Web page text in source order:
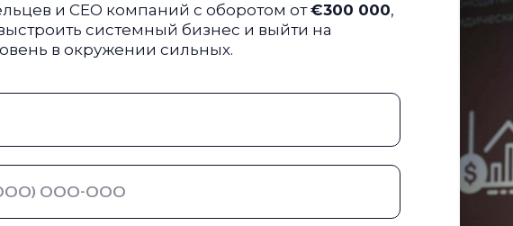
и СЕО компаний с оборотом от€300 000,
системный бизнес и выйти на
в окружении сильных.